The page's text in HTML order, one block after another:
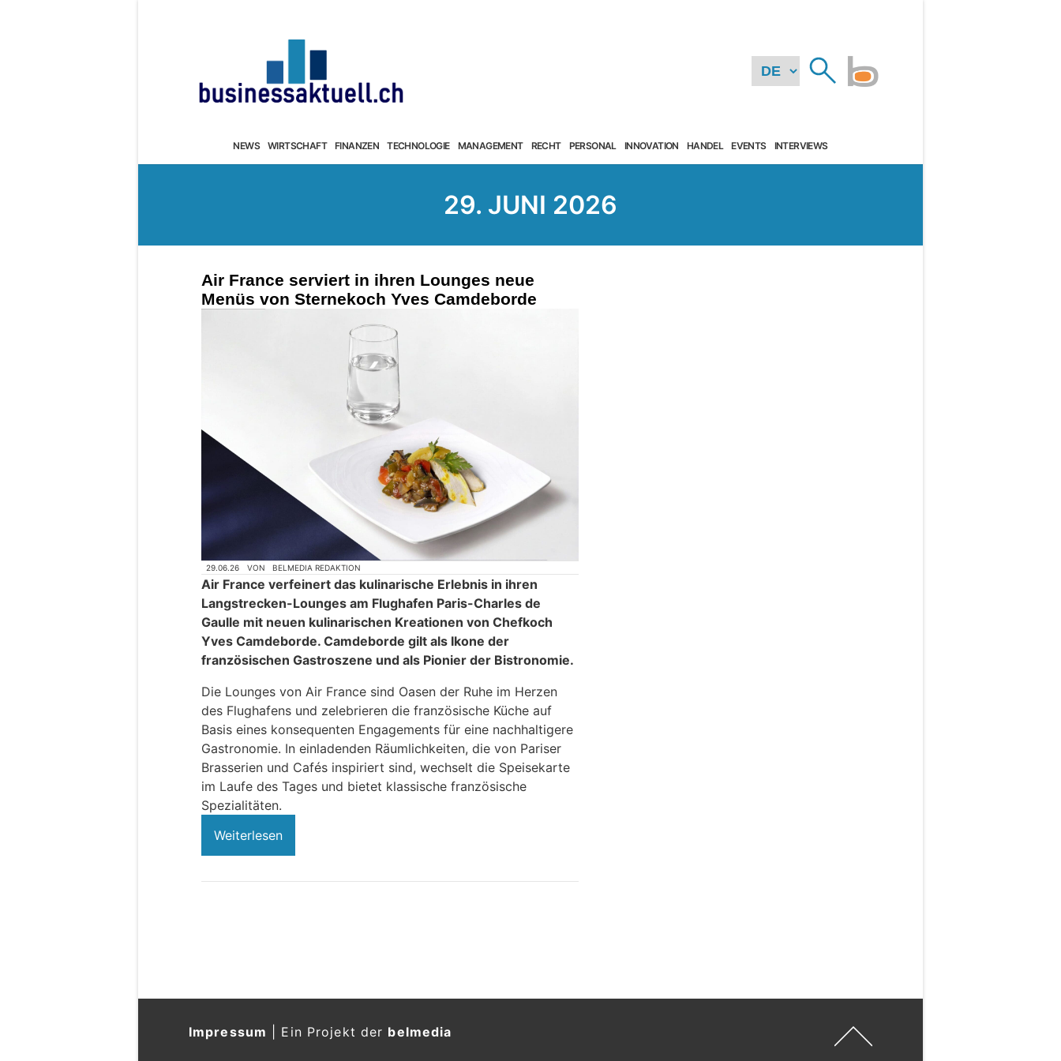
NEWS WIRTSCHAFT FINANZEN TECHNOLOGIE MANAGEMENT RECHT PERSONAL INNOVATION HANDEL EVENTS INTERVIEWS
29. JUNI 2026
Air France serviert in ihren Lounges neue
Menüs von Sternekoch Yves Camdeborde
29.06.26 VON BELMEDIA REDAKTION
Air France verfeinert das kulinarische Erlebnis in ihren
Langstrecken-Lounges am Flughafen Paris-Charles de
Gaulle mit neuen kulinarischen Kreationen von Chefkoch
Yves Camdeborde. Camdeborde gilt als Ikone der
französischen Gastroszene und als Pionier der Bistronomie.
Die Lounges von Air France sind Oasen der Ruhe im Herzen
des Flughafens und zelebrieren die französische Küche auf
Basis eines konsequenten Engagements für eine nachhaltigere
Gastronomie. In einladenden Räumlichkeiten, die von Pariser
Brasserien und Cafés inspiriert sind, wechselt die Speisekarte
im Laufe des Tages und bietet klassische französische
Spezialitäten.
Weiterlesen
Impressum Ein Projekt der belmedia